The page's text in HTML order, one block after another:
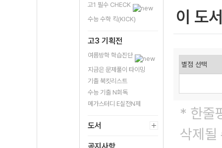
고1 필수 CHECK
수능 수학 킥(KICK)
고3 기획전
여름방학 학습진단
지금은 문제풀이 타이밍
기출 북킷리스트
수능 기출 N회독
메가스터디 E실전N제
도서
이 도
* 한줄
삭제될